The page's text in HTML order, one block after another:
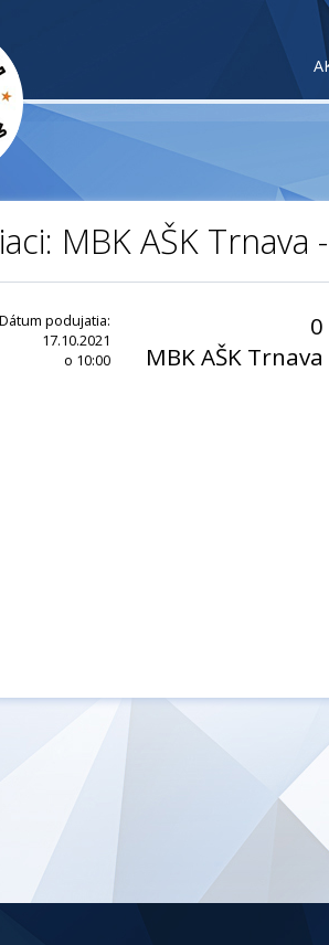
MBK AŠK Trnava
Dátum podujatia:
17.10.2021
o 10:00
0
MBK AŠK Trnava